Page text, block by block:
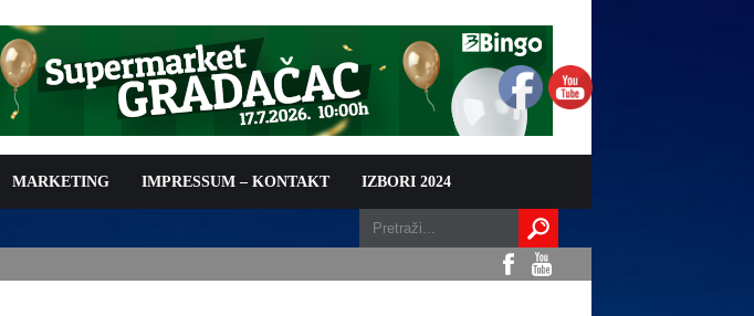
MARKETING IMPRESSUM – KONTAKT IZBORI 2024
PRAVA NA
PREVENTIVNIH MJERA